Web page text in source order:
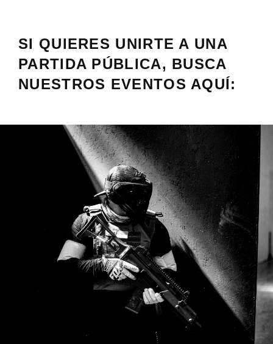
SI QUIERES UNIRTE A UNA
PARTIDA PÚBLICA, BUSCA
NUESTROS EVENTOS AQUÍ: